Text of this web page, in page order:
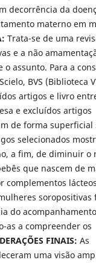
decorrência da
materno em
Trata-se de uma
e a não
assunto. Para a
BVS (Biblioteca
artigos e livro
e excluídos artigos
de forma superficial
selecionados
a fim, de diminuir o
que nascem de
complementos
soropositivas
do acompanhamento
as a compreender os
FINAIS: As
uma visão